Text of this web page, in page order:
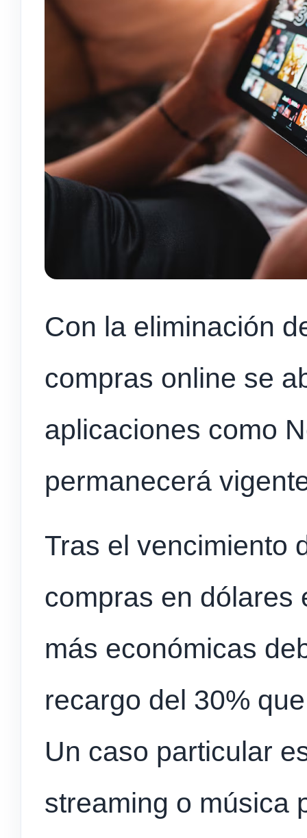
Con la eliminación
compras online se
aplicaciones como
permanecerá
Tras el vencimiento
compras en dólares
más económicas
recargo del 30%
Un caso particular
streaming o música